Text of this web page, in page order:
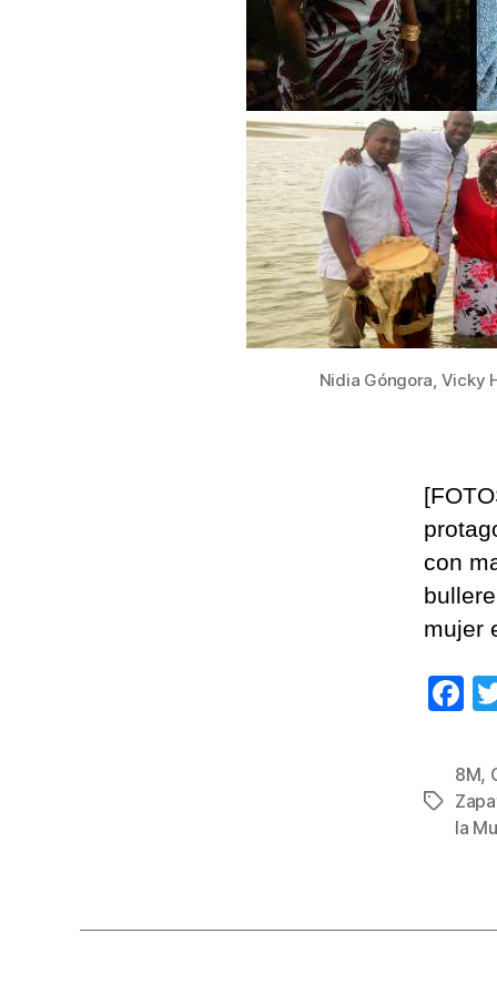
Nidia Góngora, Vicky
con
mujer
F
c
e
b
k
8M,
la